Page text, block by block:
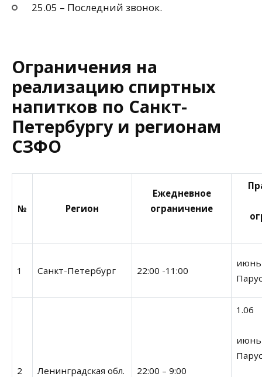
25.05 – Последний звонок.
Ограничения на
реализацию спиртных
напитков по Санкт-
Петербургу и регионам
СЗФО
№ Регион
Ежедневное
ограничение
1 Санкт-Петербург 22:00 -11:00
2 Ленинградская обл. 22:00 – 9:00
1.06